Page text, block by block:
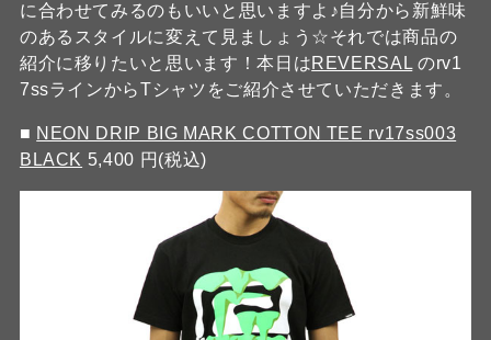
に合わせてみるのもいいと思いますよ♪自分から新鮮味
のあるスタイルに変えて見ましょう☆それでは商品の
紹介に移りたいと思います！本日はREVERSAL のrv1
7ssラインからTシャツをご紹介させていただきます。
■ NEON DRIP BIG MARK COTTON TEE rv17ss003
BLACK 5,400 円(税込)